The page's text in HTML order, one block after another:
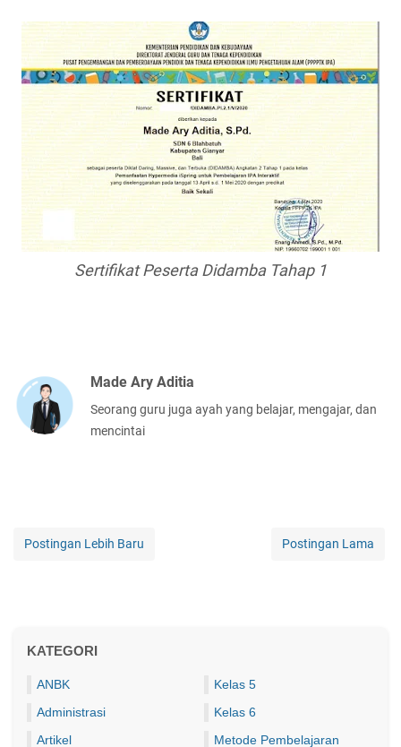
Sertifikat Peserta Didamba Tahap 1
Made Ary Aditia
Seorang guru juga ayah yang belajar, mengajar, dan
mencintai
Postingan Lebih Baru Postingan Lama
KATEGORI
ANBK
Administrasi
Artikel
Kelas 5
Kelas 6
Metode Pembelajaran